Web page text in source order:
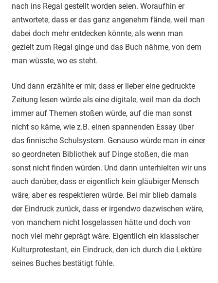
nach ins Regal gestellt worden seien. Woraufhin er
antwortete, dass er das ganz angenehm fände, weil man
dabei doch mehr entdecken könnte, als wenn man
gezielt zum Regal ginge und das Buch nähme, von dem
man wüsste, wo es steht.
Und dann erzählte er mir, dass er lieber eine gedruckte
Zeitung lesen würde als eine digitale, weil man da doch
immer auf Themen stoßen würde, auf die man sonst
nicht so käme, wie z.B. einen spannenden Essay über
das finnische Schulsystem. Genauso würde man in einer
so geordneten Bibliothek auf Dinge stoßen, die man
sonst nicht finden würden. Und dann unterhielten wir uns
auch darüber, dass er eigentlich kein gläubiger Mensch
wäre, aber es respektieren würde. Bei mir blieb damals
der Eindruck zurück, dass er irgendwo dazwischen wäre,
von manchem nicht losgelassen hätte und doch von
noch viel mehr geprägt wäre. Eigentlich ein klassischer
Kulturprotestant, ein Eindruck, den ich durch die Lektüre
seines Buches bestätigt fühle.